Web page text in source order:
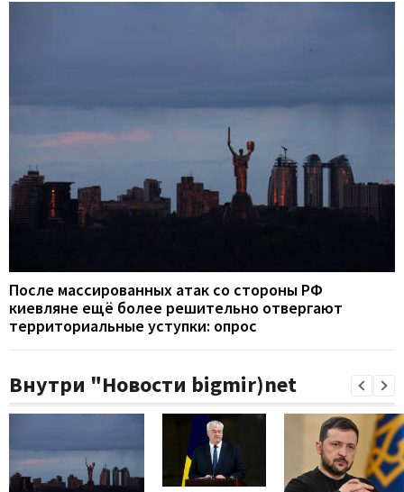
После массированных атак со стороны РФ
киевляне ещё более решительно отвергают
территориальные уступки: опрос
Внутри "Новости bigmir)net